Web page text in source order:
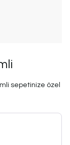
sepetinize özel